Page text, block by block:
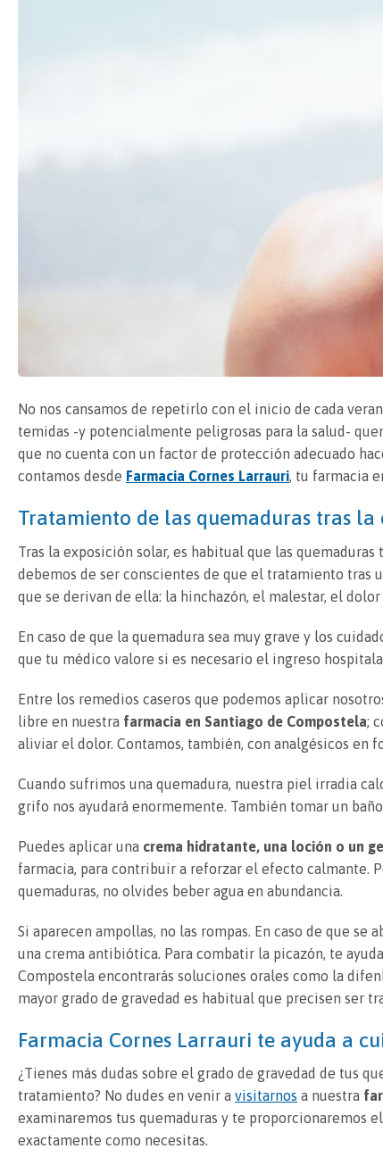
No nos cansamos de repetirlo con el inicio de cada
temidas -y potencialmente peligrosas para la salud-
que no cuenta con un factor de protección adecuado
contamos desde Farmacia Cornes Larrauri, tu farmacia
Tratamiento de las quemaduras tras la
Tras la exposición solar, es habitual que las
debemos de ser conscientes de que el tratamiento tras
que se derivan de ella: la hinchazón, el malestar, el
En caso de que la quemadura sea muy grave y los
que tu médico valore si es necesario el ingreso
Entre los remedios caseros que podemos aplicar
libre en nuestra farmacia en Santiago de Compostela;
aliviar el dolor. Contamos, también, con analgésicos en
Cuando sufrimos una quemadura, nuestra piel irradia
grifo nos ayudará enormemente. También tomar un
Puedes aplicar una crema hidratante, una loción o un
farmacia, para contribuir a reforzar el efecto calmante.
quemaduras, no olvides beber agua en abundancia.
Si aparecen ampollas, no las rompas. En caso de que
una crema antibiótica. Para combatir la picazón, te
Compostela encontrarás soluciones orales como la
mayor grado de gravedad es habitual que precisen ser
Farmacia Cornes Larrauri te ayuda a
¿Tienes más dudas sobre el grado de gravedad de tus
tratamiento? No dudes en venir a visitarnos a nuestra
examinaremos tus quemaduras y te proporcionaremos
exactamente como necesitas.